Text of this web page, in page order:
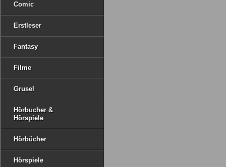
Comic
Erstleser
Fantasy
Filme
Grusel
Hörbucher &
Hörspiele
Hörbücher
Hörspiele